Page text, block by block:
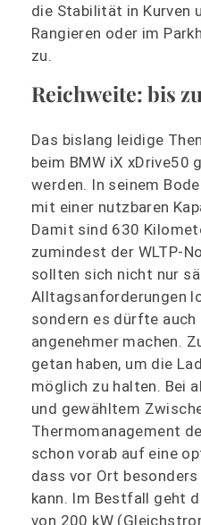
die Stabilität in Kurven
Rangieren oder im
zu.
Reichweite: bis
Das bislang leidige
beim BMW iX
werden. In seinem
mit einer nutzbaren
Damit sind 630
zumindest der WLTP-
sollten sich nicht nur
Alltagsanforderungen
sondern es dürfte auch
angenehmer machen.
getan haben, um die
möglich zu halten. Bei
und gewähltem
Thermomanagement
schon vorab auf eine
dass vor Ort
kann. Im Bestfall geht
von 200 kW